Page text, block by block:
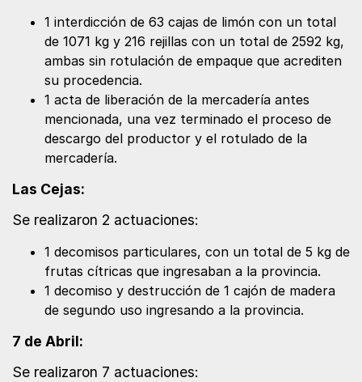
1 interdicción de 63 cajas de limón con un total
de 1071 kg y 216 rejillas con un total de 2592 kg,
ambas sin rotulación de empaque que acrediten
su procedencia.
1 acta de liberación de la mercadería antes
mencionada, una vez terminado el proceso de
descargo del productor y el rotulado de la
mercadería.
Las Cejas:
Se realizaron 2 actuaciones:
1 decomisos particulares, con un total de 5 kg de
frutas cítricas que ingresaban a la provincia.
1 decomiso y destrucción de 1 cajón de madera
de segundo uso ingresando a la provincia.
7 de Abril:
Se realizaron 7 actuaciones: